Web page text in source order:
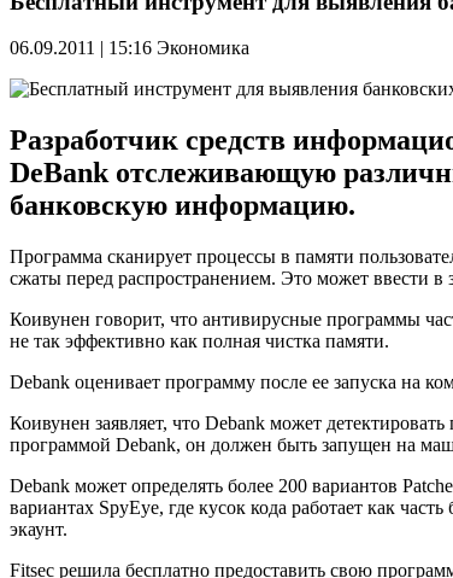
06.09.2011 | 15:16 Экономика
Разработчик средств
DeBank отслеживающую
банковскую информацию.
Программа сканирует процессы в памяти
сжаты перед распространением. Это может ввести
Коивунен говорит, что антивирусные программы
не так эффективно как полная чистка памяти.
Debank оценивает программу после ее запуска на
Коивунен заявляет, что Debank может
программой Debank, он должен быть запущен на
Debank может определять более 200 вариантов
вариантах SpyEye, где кусок кода работает как
экаунт.
Fitsec решила бесплатно предоставить свою